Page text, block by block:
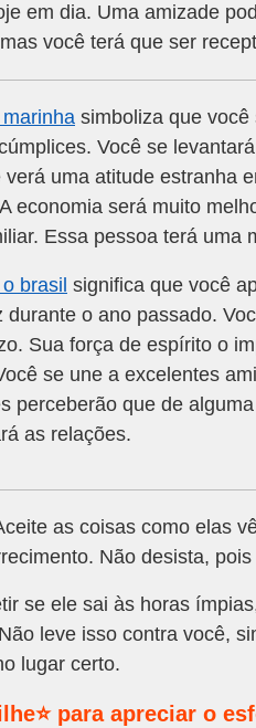
em dia. Uma amizade
você terá que ser
simboliza que
Você se
verá uma atitude estranha
economia será muito
Essa pessoa terá uma
brasil significa que você
durante o ano passado.
Sua força de espírito o
se une a excelentes
perceberão que de
as relações.
as coisas como elas
Não desista,
se ele sai às horas
leve isso contra você,
lugar certo.
para apreciar o